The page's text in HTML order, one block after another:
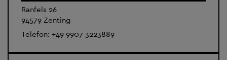
Ranfels 26
94579 Zenting
Telefon: +49 9907 3223889